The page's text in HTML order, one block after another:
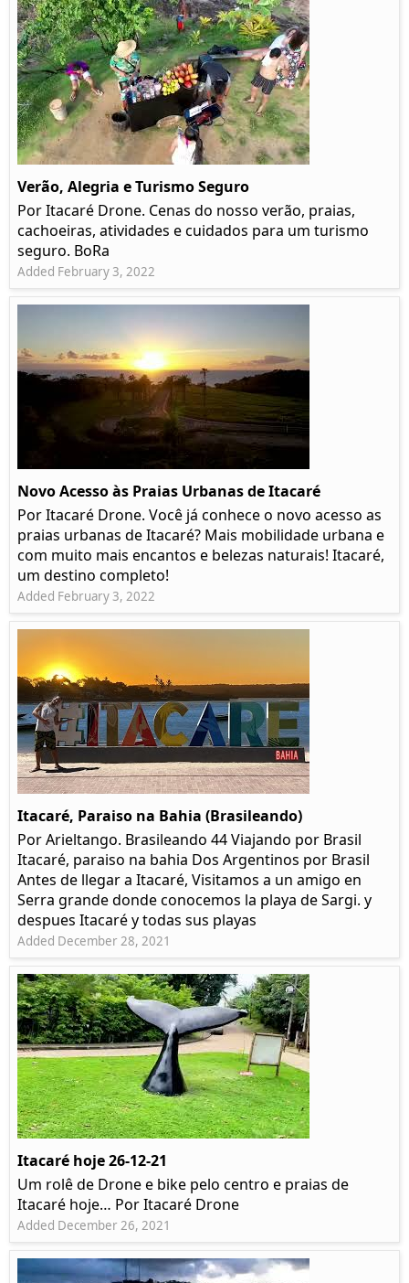
Verão, Alegria e Turismo Seguro
Por Itacaré Drone. Cenas do nosso verão, praias,
cachoeiras, atividades e cuidados para um turismo
seguro. BoRa
Added February 3, 2022
Novo Acesso às Praias Urbanas de Itacaré
Por Itacaré Drone. Você já conhece o novo acesso as
praias urbanas de Itacaré? Mais mobilidade urbana e
com muito mais encantos e belezas naturais! Itacaré,
um destino completo!
Added February 3, 2022
Itacaré, Paraiso na Bahia (Brasileando)
Por Arieltango. Brasileando 44 Viajando por Brasil
Itacaré, paraiso na bahia Dos Argentinos por Brasil
Antes de llegar a Itacaré, Visitamos a un amigo en
Serra grande donde conocemos la playa de Sargi. y
despues Itacaré y todas sus playas
Added December 28, 2021
Itacaré hoje 26-12-21
Um rolê de Drone e bike pelo centro e praias de
Itacaré hoje… Por Itacaré Drone
Added December 26, 2021